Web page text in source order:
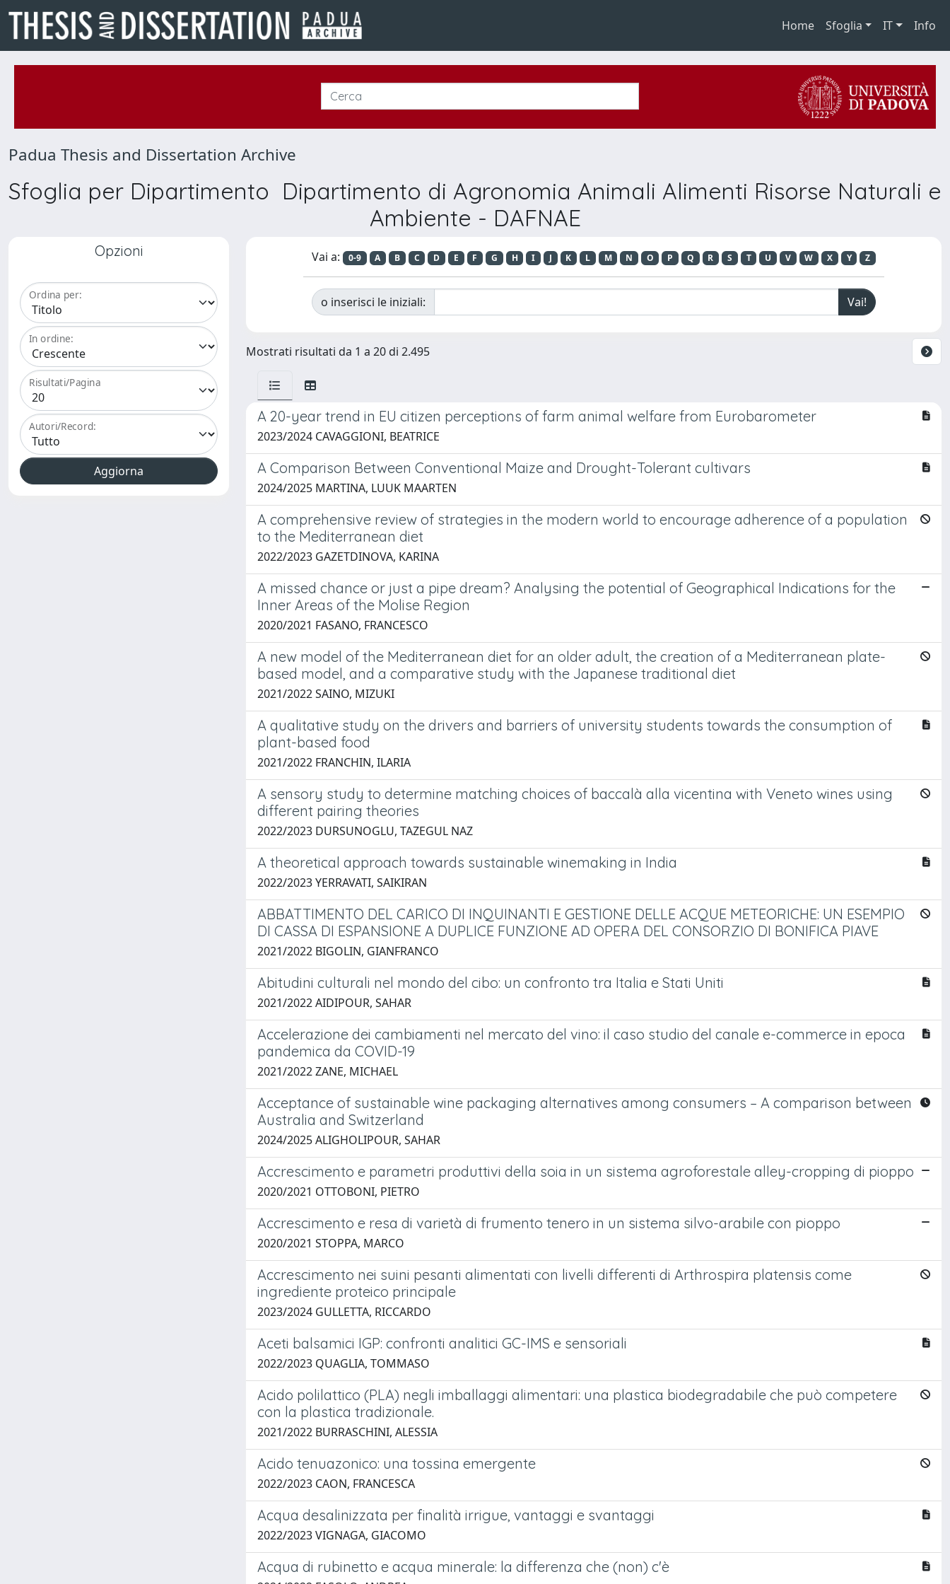
Home Sfoglia IT Info
Padua Thesis and Dissertation Archive
Sfoglia per Dipartimento Dipartimento di Agronomia Animali Alimenti Risorse Naturali e
Ambiente - DAFNAE
Opzioni
Ordina per:
In ordine:
Risultati/Pagina
Autori/Record:
Vai a: 0-9 A B C D E F G H I J K L M N O P Q R S T U V W X Y Z
o inserisci le iniziali:
Mostrati risultati da 1 a 20 di 2.495
A 20-year trend in EU citizen perceptions of farm animal welfare from Eurobarometer
2023/2024 CAVAGGIONI, BEATRICE
A Comparison Between Conventional Maize and Drought-Tolerant cultivars
2024/2025 MARTINA, LUUK MAARTEN
A comprehensive review of strategies in the modern world to encourage adherence of a population
to the Mediterranean diet
2022/2023 GAZETDINOVA, KARINA
A missed chance or just a pipe dream? Analysing the potential of Geographical Indications for the
Inner Areas of the Molise Region
2020/2021 FASANO, FRANCESCO
A new model of the Mediterranean diet for an older adult, the creation of a Mediterranean plate-
based model, and a comparative study with the Japanese traditional diet
2021/2022 SAINO, MIZUKI
A qualitative study on the drivers and barriers of university students towards the consumption of
plant-based food
2021/2022 FRANCHIN, ILARIA
A sensory study to determine matching choices of baccalà alla vicentina with Veneto wines using
different pairing theories
2022/2023 DURSUNOGLU, TAZEGUL NAZ
A theoretical approach towards sustainable winemaking in India
2022/2023 YERRAVATI, SAIKIRAN
ABBATTIMENTO DEL CARICO DI INQUINANTI E GESTIONE DELLE ACQUE METEORICHE: UN ESEMPIO
DI CASSA DI ESPANSIONE A DUPLICE FUNZIONE AD OPERA DEL CONSORZIO DI BONIFICA PIAVE
2021/2022 BIGOLIN, GIANFRANCO
Abitudini culturali nel mondo del cibo: un confronto tra Italia e Stati Uniti
2021/2022 AIDIPOUR, SAHAR
Accelerazione dei cambiamenti nel mercato del vino: il caso studio del canale e-commerce in epoca
pandemica da COVID-19
2021/2022 ZANE, MICHAEL
Acceptance of sustainable wine packaging alternatives among consumers – A comparison between
Australia and Switzerland
2024/2025 ALIGHOLIPOUR, SAHAR
Accrescimento e parametri produttivi della soia in un sistema agroforestale alley-cropping di pioppo
2020/2021 OTTOBONI, PIETRO
Accrescimento e resa di varietà di frumento tenero in un sistema silvo-arabile con pioppo
2020/2021 STOPPA, MARCO
Accrescimento nei suini pesanti alimentati con livelli differenti di Arthrospira platensis come
ingrediente proteico principale
2023/2024 GULLETTA, RICCARDO
Aceti balsamici IGP: confronti analitici GC-IMS e sensoriali
2022/2023 QUAGLIA, TOMMASO
Acido polilattico (PLA) negli imballaggi alimentari: una plastica biodegradabile che può competere
con la plastica tradizionale.
2021/2022 BURRASCHINI, ALESSIA
Acido tenuazonico: una tossina emergente
2022/2023 CAON, FRANCESCA
Acqua desalinizzata per finalità irrigue, vantaggi e svantaggi
2022/2023 VIGNAGA, GIACOMO
Acqua di rubinetto e acqua minerale: la differenza che (non) c'è